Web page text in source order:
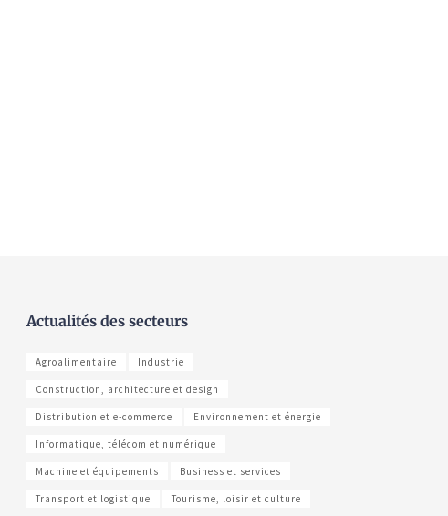
Actualités des secteurs
Agroalimentaire Industrie
Construction, architecture et design
Distribution et e-commerce Environnement et énergie
Informatique, télécom et numérique
Machine et équipements Business et services
Transport et logistique Tourisme, loisir et culture